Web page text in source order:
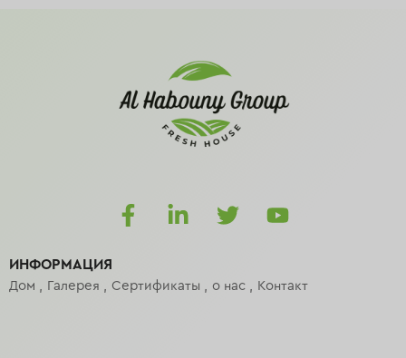
ИНФОРМАЦИЯ
Дом Галерея Сертификаты о нас Контакт